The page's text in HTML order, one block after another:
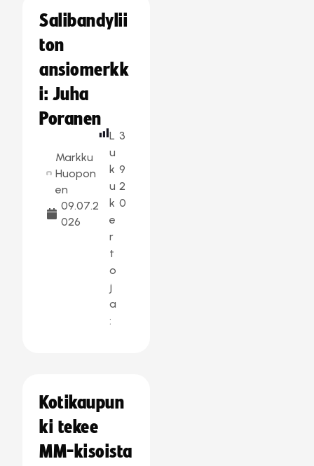
Salibandylii
ton
ansiomerkk
i: Juha
Poranen
Markku
Huopon
en
09.07.2
026
L
u
k
u
k
e
r
t
o
j
a
:
3
9
2
0
Kotikaupun
ki tekee
MM-kisoista